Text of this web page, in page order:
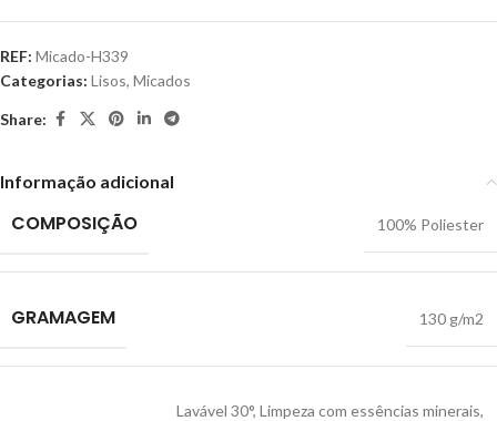
REF: Micado-H339
Categorias: Lisos, Micados
Share:
Informação adicional
COMPOSIÇÃO 100% Poliester
GRAMAGEM 130 g/m2
Lavável 30°, Limpeza com essências minerais,